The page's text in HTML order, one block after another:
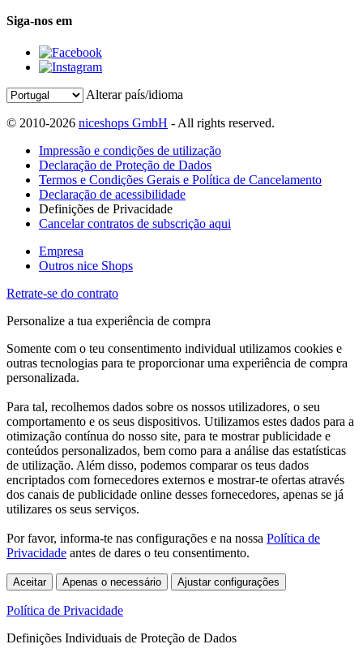
Siga-nos em
Alterar país/idioma
© 2010-2026 niceshops GmbH - All rights reserved.
Impressão e condições de utilização
Declaração de Proteção de Dados
Termos e Condições Gerais e Política de Cancelamento
Declaração de acessibilidade
Definições de Privacidade
Cancelar contratos de subscrição aqui
Empresa
Outros nice Shops
Retrate-se do contrato
Personalize a tua experiência de compra
Somente com o teu consentimento individual utilizamos cookies e
outras tecnologias para te proporcionar uma experiência de compra
personalizada.
Para tal, recolhemos dados sobre os nossos utilizadores, o seu
comportamento e os seus dispositivos. Utilizamos estes dados para a
otimização contínua do nosso site, para te mostrar publicidade e
conteúdos personalizados, bem como para a análise das estatísticas
de utilização. Além disso, podemos comparar os teus dados
encriptados com fornecedores externos e mostrar-te ofertas através
dos canais de publicidade online desses fornecedores, apenas se já
utilizares os seus serviços.
Por favor, informa-te nas configurações e na nossa Política de
Privacidade antes de dares o teu consentimento.
Aceitar Apenas o necessário Ajustar configurações
Política de Privacidade
Definições Individuais de Proteção de Dados